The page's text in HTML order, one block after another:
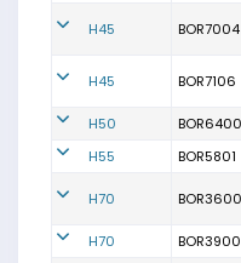
H45 BOR7004
H45 BOR7106
H50 BOR6400
H55
BOR5801
H70 BOR3600
H70 BOR3900